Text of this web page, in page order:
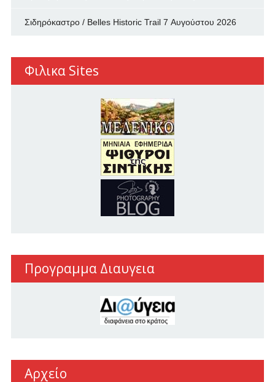
Σιδηρόκαστρο / Belles Historic Trail 7 Αυγούστου 2026
Φιλικα Sites
Προγραμμα Διαυγεια
Αρχείο